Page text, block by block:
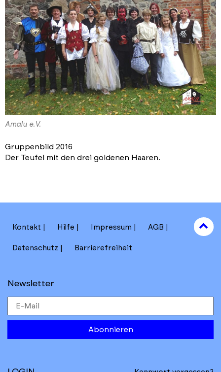
Amalu e.V.
Gruppenbild 2016
Der Teufel mit den drei goldenen Haaren.
Kontakt Hilfe Impressum AGB
Datenschutz Barrierefreiheit
Newsletter
Abonnieren
to
top